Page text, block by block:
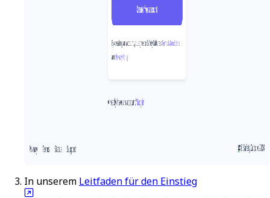
In unserem Leitfaden für den Einstieg